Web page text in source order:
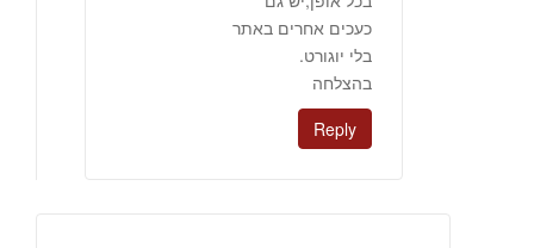
כעכים אחרים באתר
בלי יוגורט.
בהצלחה
Reply